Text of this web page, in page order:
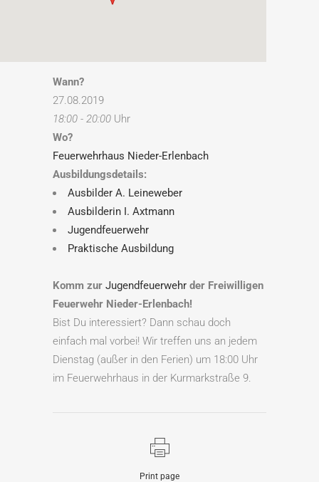
Wann?
27.08.2019
18:00 - 20:00 Uhr
Wo?
Feuerwehrhaus Nieder-Erlenbach
Ausbildungsdetails:
Ausbilder A. Leineweber
Ausbilderin I. Axtmann
Jugendfeuerwehr
Praktische Ausbildung
Komm zur Jugendfeuerwehr der Freiwilligen
Feuerwehr Nieder-Erlenbach!
Bist Du interessiert? Dann schau doch
einfach mal vorbei! Wir treffen uns an jedem
Dienstag (außer in den Ferien) um 18:00 Uhr
im Feuerwehrhaus in der Kurmarkstraße 9.
Print page